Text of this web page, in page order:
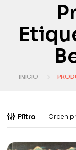
INICIO
Filtro